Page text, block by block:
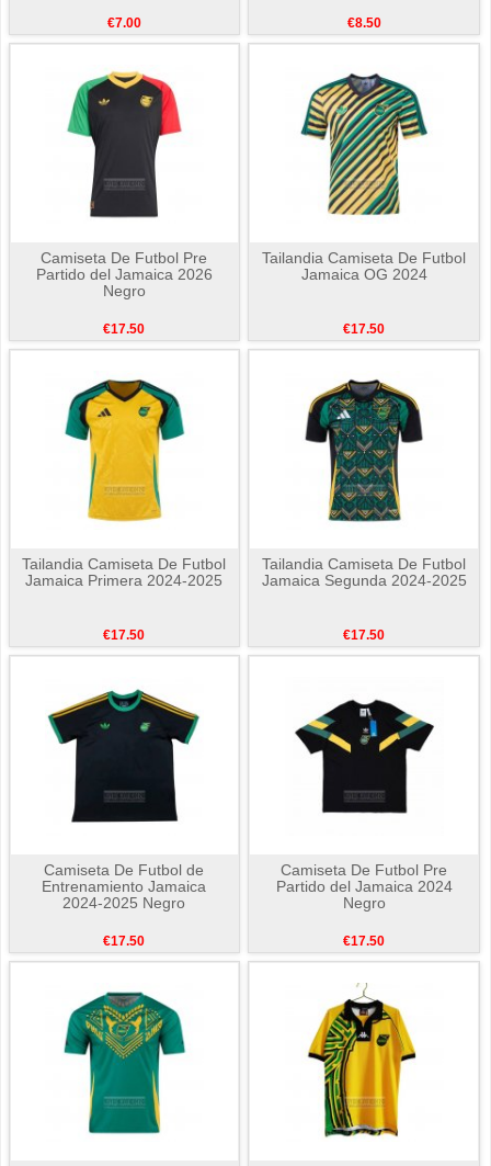
€7.00 €8.50
Camiseta De Futbol Pre
Partido del Jamaica 2026
Negro
€17.50
Tailandia Camiseta De Futbol
Jamaica OG 2024
€17.50
Tailandia Camiseta De Futbol
Jamaica Primera 2024-2025
€17.50
Tailandia Camiseta De Futbol
Jamaica Segunda 2024-2025
€17.50
Camiseta De Futbol de
Entrenamiento Jamaica
2024-2025 Negro
€17.50
Camiseta De Futbol Pre
Partido del Jamaica 2024
Negro
€17.50